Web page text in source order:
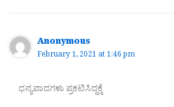
Anonymous
February 1, 2021 at 1:46 pm
ಧನ್ಯವಾದಗಳು ಪ್ರಕಟಿಸಿದ್ದಕ್ಕೆ